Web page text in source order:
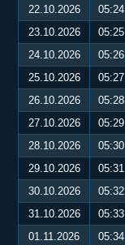
22.10.2026
05:24
23.10.2026
05:25
24.10.2026
05:26
25.10.2026
05:27
26.10.2026
05:28
27.10.2026
05:29
28.10.2026
05:30
29.10.2026
05:31
30.10.2026
05:32
31.10.2026
05:33
01.11.2026
05:34